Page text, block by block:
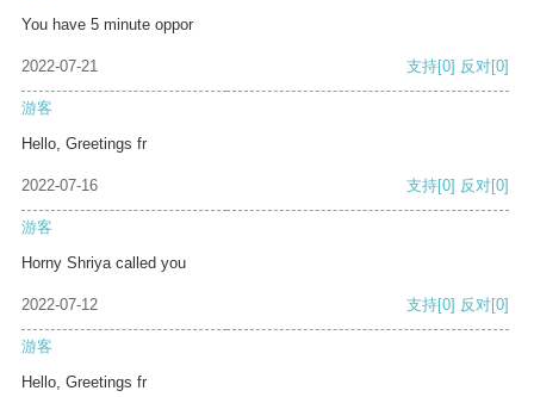
You have 5 minute oppor
2022-07-21 支持[0] 反对[0]
游客
Hello, Greetings fr
2022-07-16 支持[0] 反对[0]
游客
Horny Shriya called you
2022-07-12 支持[0] 反对[0]
游客
Hello, Greetings fr